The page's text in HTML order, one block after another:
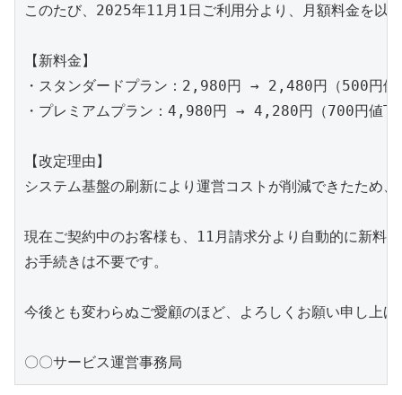
このたび、2025年11月1日ご利用分より、月額料金を以
【新料金】
・スタンダードプラン：2,980円 → 2,480円（500円値
・プレミアムプラン：4,980円 → 4,280円（700円値下
【改定理由】
システム基盤の刷新により運営コストが削減できたため
現在ご契約中のお客様も、11月請求分より自動的に新料
お手続きは不要です。
今後とも変わらぬご愛顧のほど、よろしくお願い申し上げ